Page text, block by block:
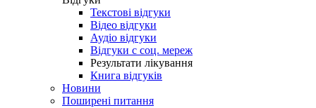
Текстові відгуки
Відео відгуки
Аудіо відгуки
Відгуки с соц. мереж
Результати лікування
Книга відгуків
Новини
Поширені питання